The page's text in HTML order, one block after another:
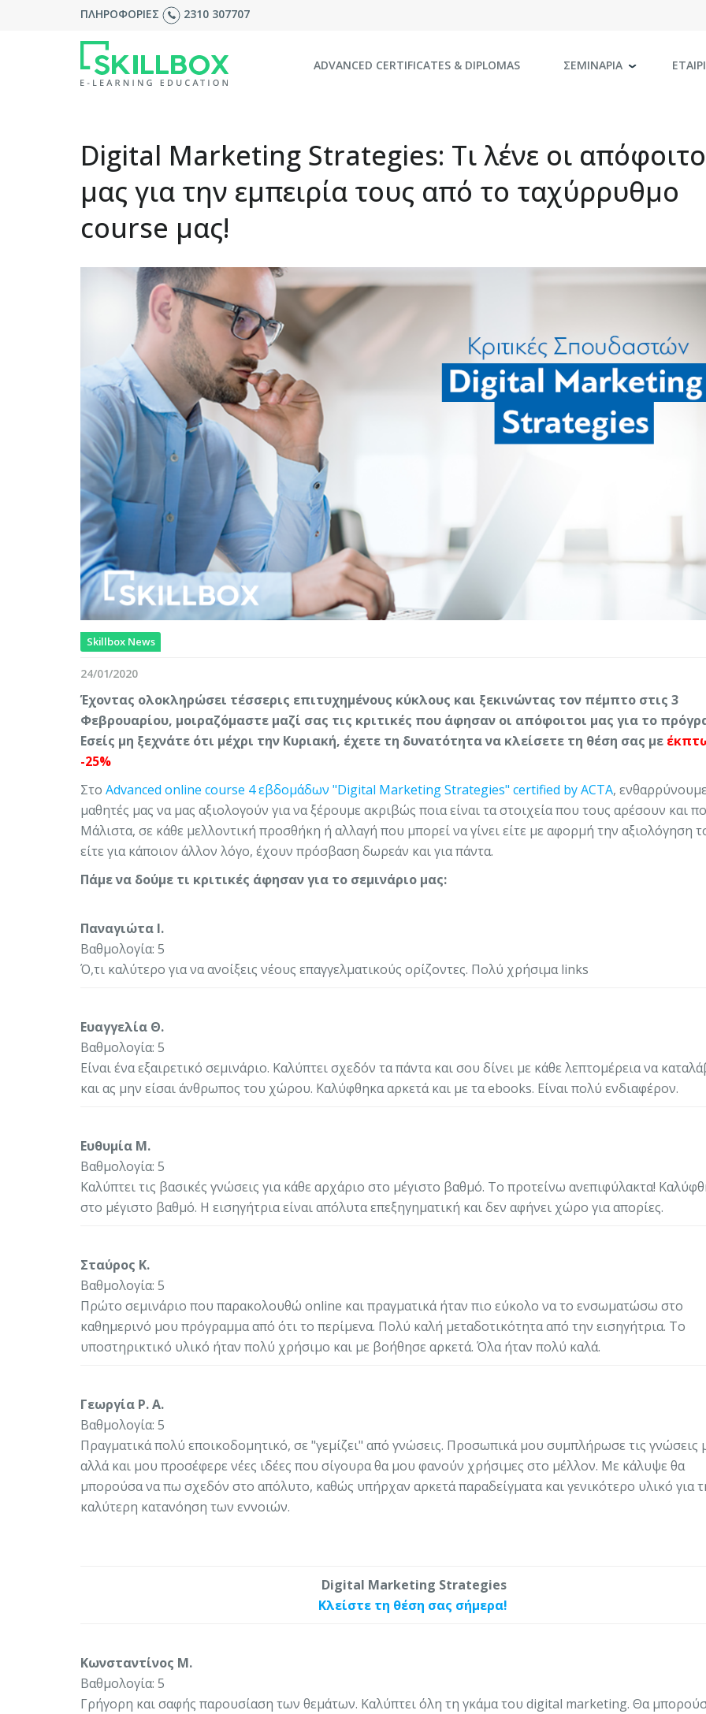
ΠΛΗΡΟΦΟΡΙΕΣ 2310 307707
ΣΕΜΙΝΑΡΙΑ
ADVANCED CERTIFICATES & DIPLOMAS
Digital Marketing Strategies: Τι λένε οι
μας για την εμπειρία τους από το ταχύρρυθμο
course μας!
Skillbox News
24/01/2020
Έχοντας ολοκληρώσει τέσσερις επιτυχημένους κύκλους και ξεκινώντας τον πέμπτο στις 3
Φεβρουαρίου, μοιραζόμαστε μαζί σας τις κριτικές που άφησαν οι απόφοιτοι μας για το
Εσείς μη ξεχνάτε ότι μέχρι την Κυριακή, έχετε τη δυνατότητα να κλείσετε τη θέση σας με
-25%
Στο Advanced online course 4 εβδομάδων "Digital Marketing Strategies" certified by ACTA,
μαθητές μας να μας αξιολογούν για να ξέρουμε ακριβώς ποια είναι τα στοιχεία που τους αρέσουν και
Μάλιστα, σε κάθε μελλοντική προσθήκη ή αλλαγή που μπορεί να γίνει είτε με αφορμή την αξιολόγηση
είτε για κάποιον άλλον λόγο, έχουν πρόσβαση δωρεάν και για πάντα.
Πάμε να δούμε τι κριτικές άφησαν για το σεμινάριο μας:
Παναγιώτα Ι.
Βαθμολογία: 5
Ό,τι καλύτερο για να ανοίξεις νέους επαγγελματικούς ορίζοντες. Πολύ χρήσιμα links
Ευαγγελία Θ.
Βαθμολογία: 5
Είναι ένα εξαιρετικό σεμινάριο. Καλύπτει σχεδόν τα πάντα και σου δίνει με κάθε λεπτομέρεια να
και ας μην είσαι άνθρωπος του χώρου. Καλύφθηκα αρκετά και με τα ebooks. Είναι πολύ ενδιαφέρον.
Ευθυμία Μ.
Βαθμολογία: 5
Καλύπτει τις βασικές γνώσεις για κάθε αρχάριο στο μέγιστο βαθμό. Το προτείνω ανεπιφύλακτα!
στο μέγιστο βαθμό. Η εισηγήτρια είναι απόλυτα επεξηγηματική και δεν αφήνει χώρο για απορίες.
Σταύρος Κ.
Βαθμολογία: 5
Πρώτο σεμινάριο που παρακολουθώ online και πραγματικά ήταν πιο εύκολο να το ενσωματώσω στο
καθημερινό μου πρόγραμμα από ότι το περίμενα. Πολύ καλή μεταδοτικότητα από την εισηγήτρια. Το
υποστηρικτικό υλικό ήταν πολύ χρήσιμο και με βοήθησε αρκετά. Όλα ήταν πολύ καλά.
Γεωργία Ρ. Α.
Βαθμολογία: 5
Πραγματικά πολύ εποικοδομητικό, σε "γεμίζει" από γνώσεις. Προσωπικά μου συμπλήρωσε τις γνώσεις
αλλά και μου προσέφερε νέες ιδέες που σίγουρα θα μου φανούν χρήσιμες στο μέλλον. Με κάλυψε θα
μπορούσα να πω σχεδόν στο απόλυτο, καθώς υπήρχαν αρκετά παραδείγματα και γενικότερο υλικό για
καλύτερη κατανόηση των εννοιών.
Digital Marketing Strategies
Κλείστε τη θέση σας σήμερα!
Κωνσταντίνος Μ.
Βαθμολογία: 5
Γρήγορη και σαφής παρουσίαση των θεμάτων. Καλύπτει όλη τη γκάμα του digital marketing. Θα